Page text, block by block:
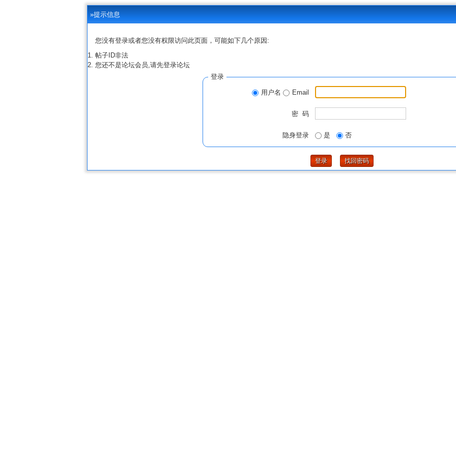
»提示信息
您没有登录或者您没有权限访问此页面，可能如下几个原因:
帖子ID非法
您还不是论坛会员,请先登录论坛
登录
用户名 Email
密 码
隐身登录 是 否